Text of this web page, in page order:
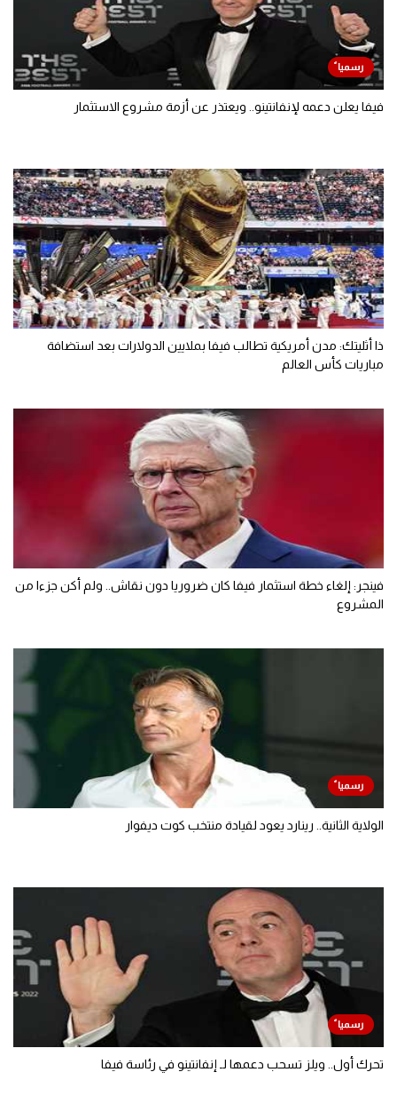
فيفا يعلن دعمه لإنفانتينو.. ويعتذر عن أزمة مشروع الاستثمار
ذا أثليتك: مدن أمريكية تطالب فيفا بملايين الدولارات بعد استضافة
مباريات كأس العالم
فينجر: إلغاء خطة استثمار فيفا كان ضروريا دون نقاش.. ولم أكن جزءا من
المشروع
الولاية الثانية.. رينارد يعود لقيادة منتخب كوت ديفوار
تحرك أول.. ويلز تسحب دعمها لـ إنفانتينو في رئاسة فيفا